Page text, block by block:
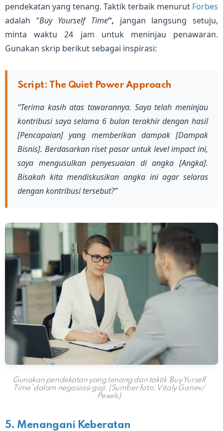
pendekatan yang tenang. Taktik terbaik menurut Forbes
adalah “Buy Yourself Time“, jangan langsung setuju,
minta waktu 24 jam untuk meninjau penawaran.
Gunakan skrip berikut sebagai inspirasi:
Script: The Quiet Power Approach
“Terima kasih atas tawarannya. Saya telah meninjau
kontribusi saya selama 6 bulan terakhir dengan hasil
[Pencapaian] yang memberikan dampak [Dampak
Bisnis]. Berdasarkan riset pasar untuk level impact ini,
saya mengusulkan penyesuaian di angka [Angka].
Bisakah kita mendiskusikan angka ini agar selaras
dengan kontribusi tersebut?”
Gunakan pendekatan yang tenang dan taktik ‘Buy Yurself
Time’ dalam negosiasi gaji. (Sumber foto: Vitaly Gariev/
Pexels)
5. Menangani Keberatan